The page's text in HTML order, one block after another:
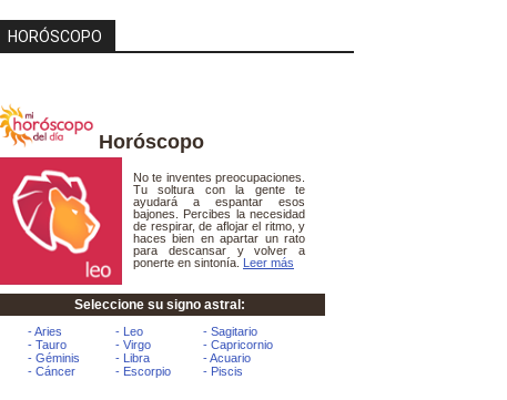
HORÓSCOPO
Horóscopo